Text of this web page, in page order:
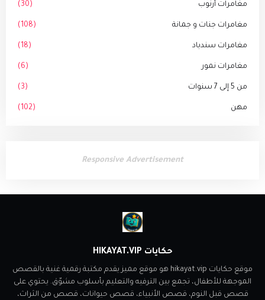
مغامرات أرنوب (30)
مغامرات جنات و جمانة (108)
مغامرات سندباد (18)
مغامرات نمور (6)
من 5 إلى 7 سنوات (3)
مهن (102)
Responsive Advertisement
حكايات HIKAYAT.VIP
موقع حكايات hikayat.vip هو موقع مميز يقدم مكتبة رقمية غنية بالقصص
الموجهة للأطفال، تجمع بين الترفيه والتعليم بأسلوب مشوّق. يحتوي على
قصص قبل النوم، قصص الأنبياء، قصص حيوانات، قصص من الثراث،